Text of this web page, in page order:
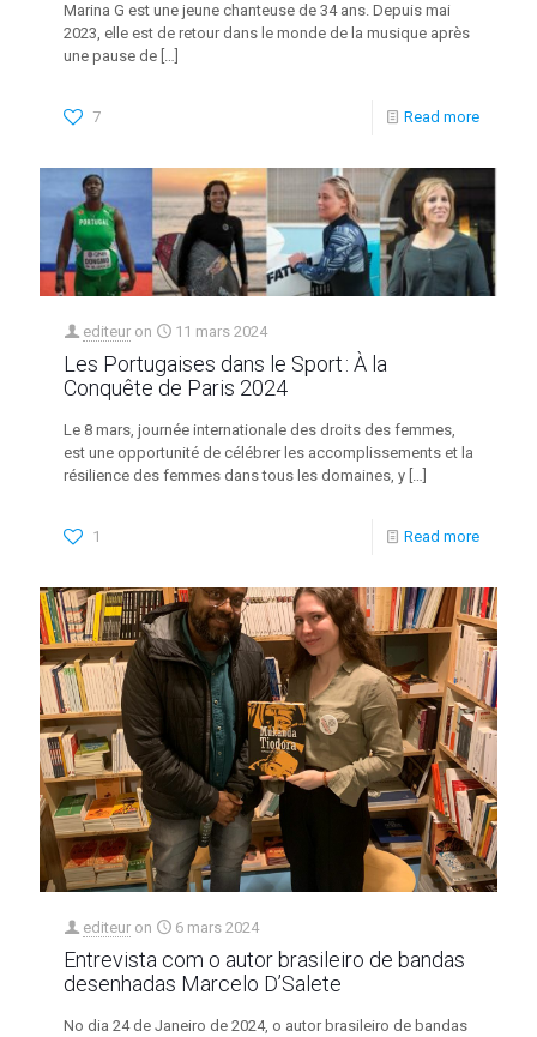
Marina G est une jeune chanteuse de 34 ans. Depuis mai
2023, elle est de retour dans le monde de la musique après
une pause de […]
7 Read more
editeur on 11 mars 2024
Les Portugaises dans le Sport : À la
Conquête de Paris 2024
Le 8 mars, journée internationale des droits des femmes,
est une opportunité de célébrer les accomplissements et la
résilience des femmes dans tous les domaines, y
1 Read more
editeur on 6 mars 2024
Entrevista com o autor brasileiro de bandas
desenhadas Marcelo D’Salete
No dia 24 de Janeiro de 2024, o autor brasileiro de bandas